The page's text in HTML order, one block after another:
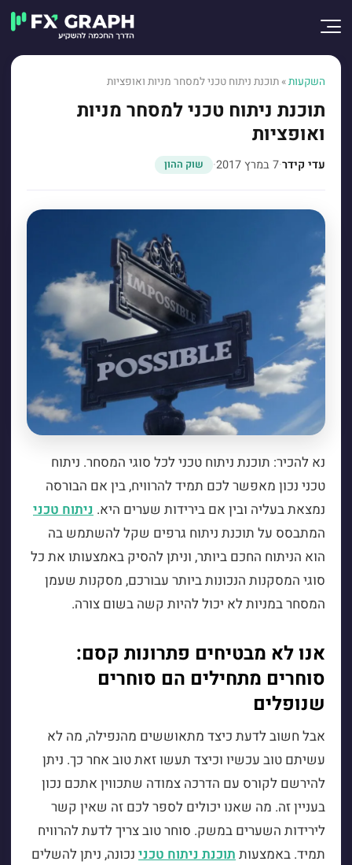
השקעות» תוכנת ניתוח טכני למסחר מניות ואופציות
תוכנת ניתוח טכני למסחר מניות
ואופציות
עדי קידר·7 במרץ 2017 · שוק ההון
נא להכיר: תוכנת ניתוח טכני לכל סוגי המסחר. ניתוח
טכני נכון מאפשר לכם תמיד להרוויח, בין אם הבורסה
נמצאת בעליה ובין אם בירידות שערים היא. ניתוח טכני
המתבסס על תוכנת ניתוח גרפים שקל להשתמש בה
הוא הניתוח החכם ביותר, וניתן להסיק באמצעותו את כל
סוגי המסקנות הנכונות ביותר עבורכם, מסקנות שעמן
המסחר במניות לא יכול להיות קשה בשום צורה.
אנו לא מבטיחים פתרונות קסם:
סוחרים מתחילים הם סוחרים
שנופלים
אבל חשוב לדעת כיצד מתאוששים מהנפילה, מה לא
עשיתם טוב עכשיו וכיצד תעשו זאת טוב אחר כך. ניתן
להירשם לקורס עם הדרכה צמודה שתכווין אתכם נכון
בעניין זה. מה שאנו יכולים לספר לכם זה שאין קשר
לירידות השערים במשק. סוחר טוב צריך לדעת להרוויח
תמיד. באמצעות תוכנת ניתוח טכני נכונה, ניתן להשלים